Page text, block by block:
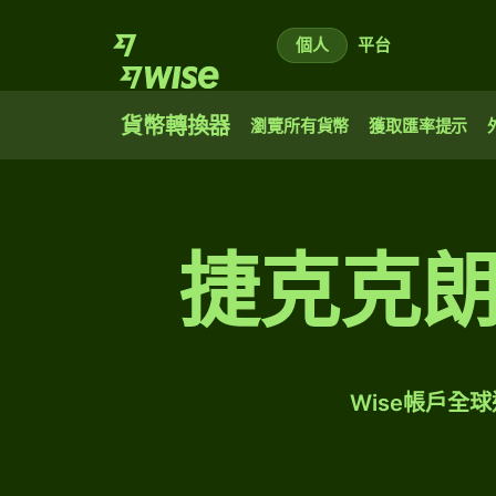
個人 平台
貨幣轉換器 瀏覽所有貨幣 獲取匯率提示
捷克克
Wise帳戶全